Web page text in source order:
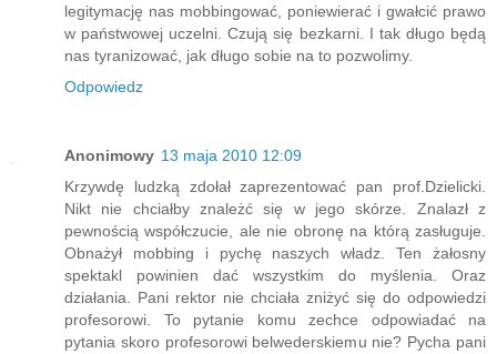
legitymację nas mobbingować, poniewierać i gwałcić prawo
w państwowej uczelni. Czują się bezkarni. I tak długo będą
nas tyranizować, jak długo sobie na to pozwolimy.
Odpowiedz
Anonimowy 13 maja 2010 12:09
Krzywdę ludzką zdołał zaprezentować pan prof.Dzielicki.
Nikt nie chciałby znależć się w jego skórze. Znalazł z
pewnością współczucie, ale nie obronę na którą zasługuje.
Obnażył mobbing i pychę naszych władz. Ten żałosny
spektakl powinien dać wszystkim do myślenia. Oraz
działania. Pani rektor nie chciała zniżyć się do odpowiedzi
profesorowi. To pytanie komu zechce odpowiadać na
pytania skoro profesorowi belwederskiemu nie? Pycha pani